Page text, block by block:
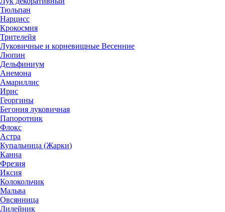
Тюльпан
Нарцисс
Крокосмия
Трителейя
Луковичные и корневищные Весенние
Люпин
Дельфиниум
Анемона
Амариллис
Ирис
Георгины
Бегония луковичная
Папоротник
Флокс
Астра
Купальница (Жарки)
Канна
Фрезия
Иксия
Колокольчик
Мальва
Овсянница
Лилейник